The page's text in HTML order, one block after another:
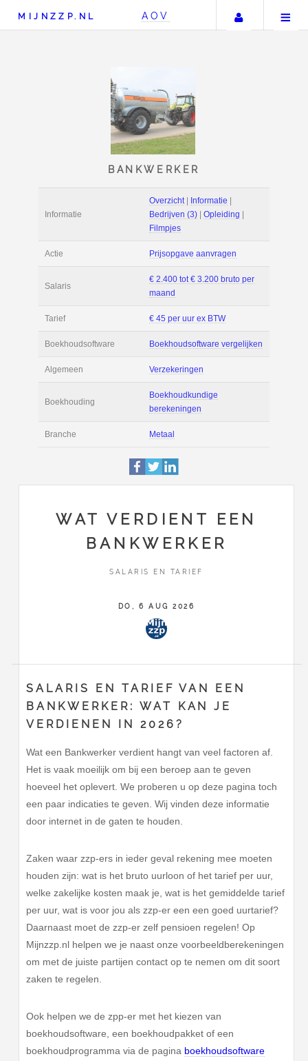
MIJNZZP.NL AOV Uw
BANKWERKER
Overzicht
Filmpjes
Prijsopgave
Salaris
Boekhoudsoftware
Algemeen Verzekeringen
Boekhoudkundige
WAT VERDIENT EEN
BANKWERKER
SALARIS EN TARIEF
DO, 6 AUG 2026
SALARIS EN TARIEF VAN EEN
BANKWERKER: WAT KAN JE
VERDIENEN IN 2026?
Wat een Bankwerker verdient hangt van veel factoren af.
Het is vaak moeilijk om bij een beroep aan te geven
hoeveel het oplevert. We proberen u op deze pagina toch
een paar indicaties te geven. Wij vinden deze informatie
door internet in de gaten te houden.
Zaken waar zzp-ers in ieder geval rekening mee moeten
houden zijn: wat is het bruto uurloon of het tarief per uur,
welke zakelijke kosten maak je, wat is het gemiddelde tarief
per uur, wat is voor jou als zzp-er een een goed uurtarief?
Daarnaast moet de zzp-er zelf pensioen regelen! Op
Mijnzzp.nl helpen we je naast onze voorbeeldberekeningen
om met de juiste partijen contact op te nemen om dit soort
zaken te regelen.
Ook helpen we de zpp-er met het kiezen van
boekhoudsoftware, een boekhoudpakket of een
boekhoudprogramma via de pagina boekhoudsoftware